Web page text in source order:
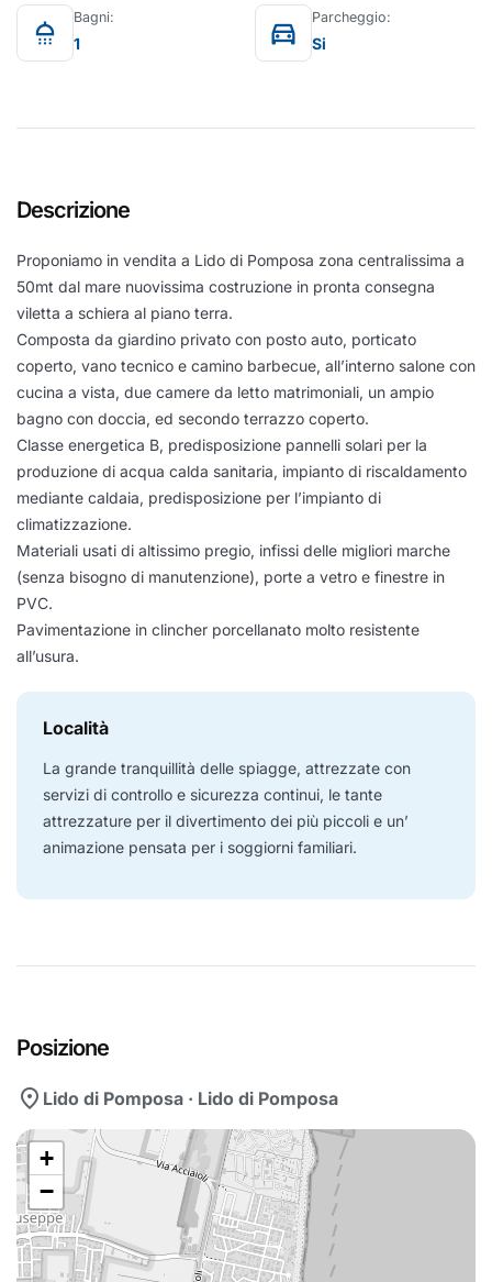
shower Bagni:
1 directions_car Parcheggio:
Si
Descrizione
Proponiamo in vendita a Lido di Pomposa zona centralissima a
50mt dal mare nuovissima costruzione in pronta consegna
viletta a schiera al piano terra.
Composta da giardino privato con posto auto, porticato
coperto, vano tecnico e camino barbecue, all’interno salone con
cucina a vista, due camere da letto matrimoniali, un ampio
bagno con doccia, ed secondo terrazzo coperto.
Classe energetica B, predisposizione pannelli solari per la
produzione di acqua calda sanitaria, impianto di riscaldamento
mediante caldaia, predisposizione per l’impianto di
climatizzazione.
Materiali usati di altissimo pregio, infissi delle migliori marche
(senza bisogno di manutenzione), porte a vetro e finestre in
PVC.
Pavimentazione in clincher porcellanato molto resistente
all’usura.
Località
La grande tranquillità delle spiagge, attrezzate con
servizi di controllo e sicurezza continui, le tante
attrezzature per il divertimento dei più piccoli e un’
animazione pensata per i soggiorni familiari.
Posizione
location_on Lido di Pomposa · Lido di Pomposa
+
−